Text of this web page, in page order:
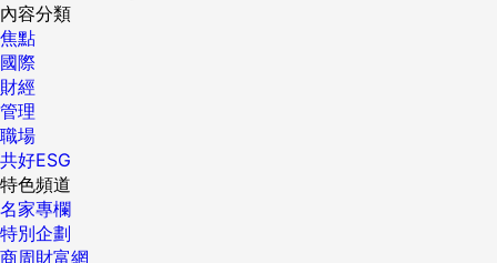
內容分類
焦點
國際
財經
管理
職場
共好ESG
特色頻道
名家專欄
特別企劃
商周財富網